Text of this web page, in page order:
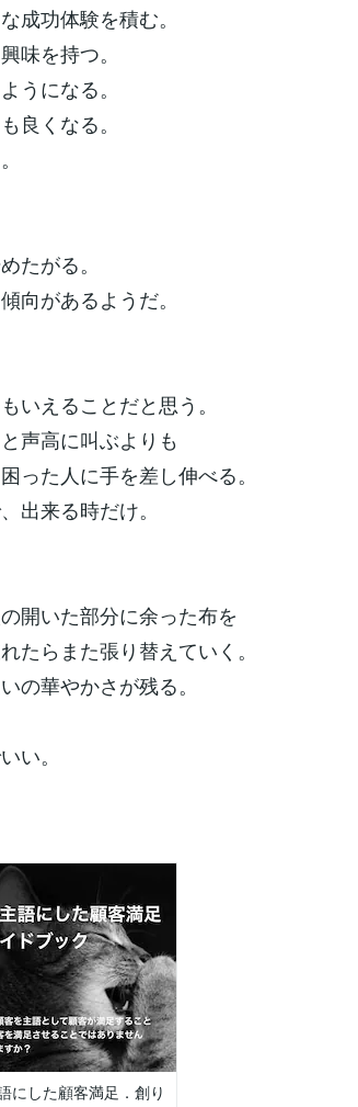
成功体験を積む。
味を持つ。
うになる。
良くなる。
たがる。
向があるようだ。
いえることだと思う。
声高に叫ぶよりも
った人に手を差し伸べる。
出来る時だけ。
開いた部分に余った布を
たらまた張り替えていく。
の華やかさが残る。
い。
にした顧客満足．創り